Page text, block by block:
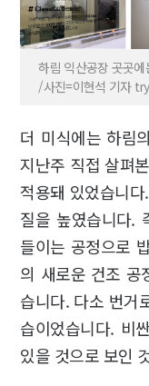
하림 익산공장 곳곳
/사진=이현석 기자
더 미식에는 하림
지난주 직접 살펴
적용돼 있었습니
질을 높였습니다.
들이는 공정으로
의 새로운 건조 공
습니다. 다소 번거
습이었습니다. 비
있을 것으로 보인